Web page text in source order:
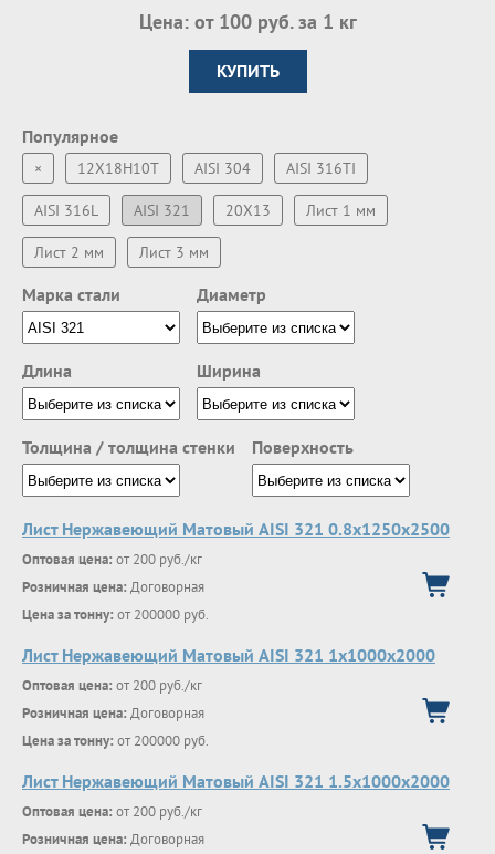
Цена: от 100 руб. за 1 кг
КУПИТЬ
Популярное
× 12Х18Н10Т AISI 304 AISI 316TI
AISI 316L AISI 321 20Х13 Лист 1 мм
Лист 2 мм Лист 3 мм
Марка стали Диаметр
Длина Ширина
Толщина / толщина стенки Поверхность
Лист Нержавеющий Матовый AISI 321 0.8х1250х2500
Оптовая цена: от 200 руб./кг
Розничная цена: Договорная
Цена за тонну: от 200000 руб.
Лист Нержавеющий Матовый AISI 321 1х1000х2000
Оптовая цена: от 200 руб./кг
Розничная цена: Договорная
Цена за тонну: от 200000 руб.
Лист Нержавеющий Матовый AISI 321 1.5х1000х2000
Оптовая цена: от 200 руб./кг
Розничная цена: Договорная